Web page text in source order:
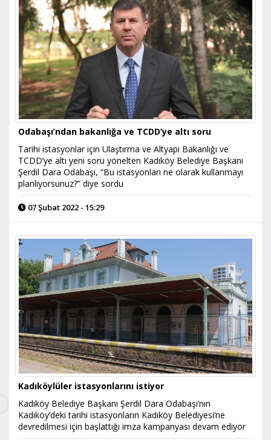
Odabaşı’ndan bakanlığa ve TCDD’ye altı soru
Tarihi istasyonlar için Ulaştırma ve Altyapı Bakanlığı ve
TCDD’ye altı yeni soru yönelten Kadıköy Belediye Başkanı
Şerdil Dara Odabaşı, “Bu istasyonları ne olarak kullanmayı
planlıyorsunuz?” diye sordu
07 Şubat 2022 - 15:29
Kadıköylüler istasyonlarını istiyor
Kadıköy Belediye Başkanı Şerdil Dara Odabaşı’nın
Kadıköy’deki tarihi istasyonların Kadıköy Belediyesi’ne
devredilmesi için başlattığı imza kampanyası devam ediyor